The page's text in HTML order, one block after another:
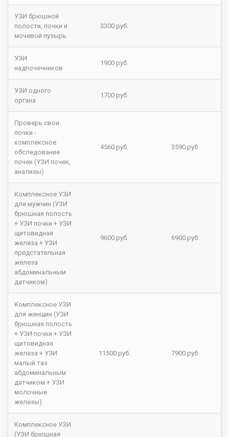
УЗИ брюшной
полости, почки и
мочевой пузырь
3300 руб.
УЗИ
надпочечников
1900 руб.
УЗИ одного
органа
1700 руб.
Проверь свои
почки -
комплексное
обследование
почек (УЗИ почек,
анализы)
4560 руб. 3590 руб.
Комплексное УЗИ
для мужчин (УЗИ
брюшная полость
+ УЗИ почки + УЗИ
щитовидная
железа + УЗИ
предстательная
железа
абдоминальным
датчиком)
9600 руб. 6900 руб.
Комплексное УЗИ
для женщин (УЗИ
брюшная полость
+ УЗИ почки + УЗИ
щитовидная
железа + УЗИ
малый таз
абдоминальным
датчиком + УЗИ
молочные
железы)
11500 руб. 7900 руб.
Комплексное УЗИ
(УЗИ брюшная